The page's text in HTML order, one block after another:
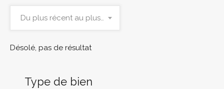
Du plus récent au plus ancien
Désolé, pas de résultat
Type de bien